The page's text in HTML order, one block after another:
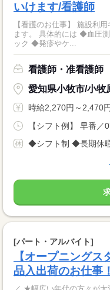
いけます/看護師
【看護のお仕事】 施設利
ます。 具体的には ◆血圧測定 ◆お薬の管理や準備 ◆バイタルチェ
ック ◆発疹やケ...
看護師・准看護師
愛知県小牧市/小牧
時給2,270円～2,470円
【シフト例】 早番
◆シフト制 ◆長期休
[パート・アルバイト]
【オープニング
品入出荷のお仕事！